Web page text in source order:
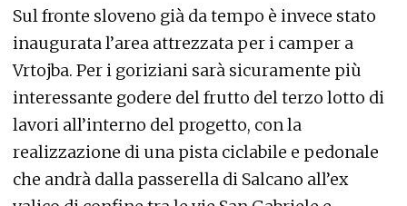
Sul fronte sloveno già da tempo è invece stato
inaugurata l’area attrezzata per i camper a
Vrtojba. Per i goriziani sarà sicuramente più
interessante godere del frutto del terzo lotto di
lavori all’interno del progetto, con la
realizzazione di una pista ciclabile e pedonale
che andrà dalla passerella di Salcano all’ex